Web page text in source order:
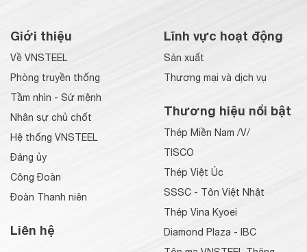
Giới thiệu
Về VNSTEEL
Phòng truyền thống
Tầm nhìn - Sứ mệnh
Nhân sự chủ chốt
Hệ thống VNSTEEL
Đảng ủy
Công Đoàn
Đoàn Thanh niên
Liên hệ
Lĩnh vực hoạt động
Sản xuất
Thương mại và dịch vụ
Thương hiệu nổi bật
Thép Miền Nam /V/
TISCO
Thép Việt Úc
SSSC - Tôn Việt Nhật
Thép Vina Kyoei
Diamond Plaza - IBC